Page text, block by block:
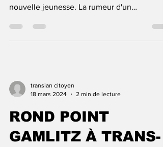
CAFÉ LE BAR JO ?
C'est le voisin de notre fontaine bien aimée à
qui la municipalité transiane à donner une
transian citoyen
18 mars 2024
2 min de lecture